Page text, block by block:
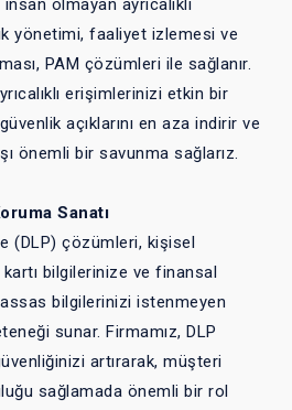
olmayan ayrıcalıklı
yönetimi, faaliyet izlemesi ve
PAM çözümleri ile sağlanır.
erişimlerinizi etkin bir
açıklarını en aza indirir ve
önemli bir savunma sağlarız.
Sanatı
(DLP) çözümleri, kişisel
bilgilerinize ve finansal
bilgilerinizi istenmeyen
sunar. Firmamız, DLP
artırarak, müşteri
sağlamada önemli bir rol